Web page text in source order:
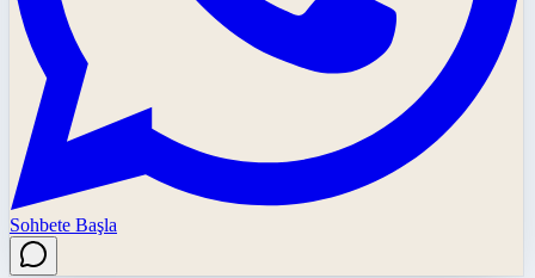
Sohbete Başla